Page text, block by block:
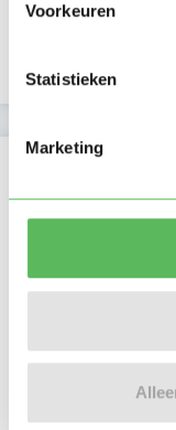
Voorkeuren
Statistieken
Marketing
Verificaties
Locatie